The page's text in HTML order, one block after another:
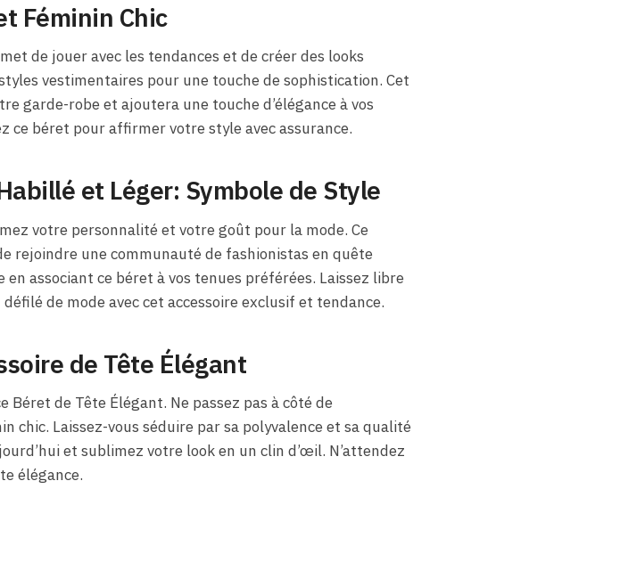
Féminin Chic
de jouer avec les tendances et de créer des looks
vestimentaires pour une touche de sophistication. Cet
garde-robe et ajoutera une touche d’élégance à vos
béret pour affirmer votre style avec assurance.
et Léger: Symbole de Style
votre personnalité et votre goût pour la mode. Ce
rejoindre une communauté de fashionistas en quête
en associant ce béret à vos tenues préférées. Laissez libre
de mode avec cet accessoire exclusif et tendance.
de Tête Élégant
de Tête Élégant. Ne passez pas à côté de
chic. Laissez-vous séduire par sa polyvalence et sa qualité
et sublimez votre look en un clin d’œil. N’attendez
élégance.